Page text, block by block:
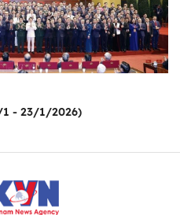
- 23/1/2026)